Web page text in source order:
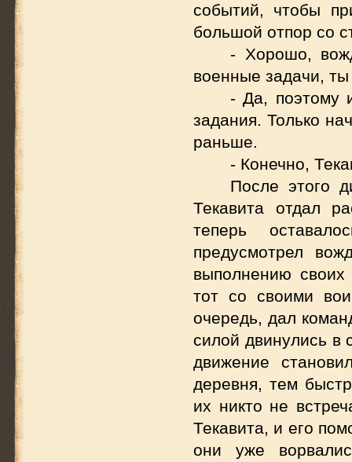
событий, чтобы
большой отпор со
- Хорошо,
военные задачи,
- Да, поэтому
задания. Только
раньше.
- Конечно,
После этого
Текавита отдал
теперь
предусмотрел
выполнению
тот со своими
очередь, дал
силой двинулись в
движение
деревня, тем
их никто не
Текавита, и его
они уже